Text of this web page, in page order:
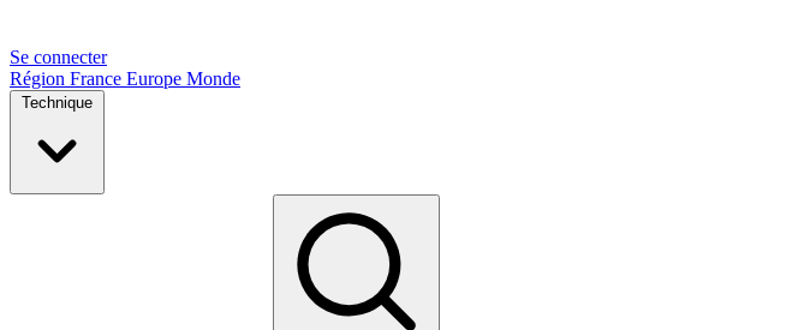
Se connecter
Région France Europe Monde
Technique